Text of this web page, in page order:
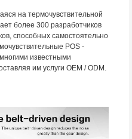
на термочувствительной
более 300 разработчиков
способных самостоятельно
POS -
известными
им услуги OEM / ODM.